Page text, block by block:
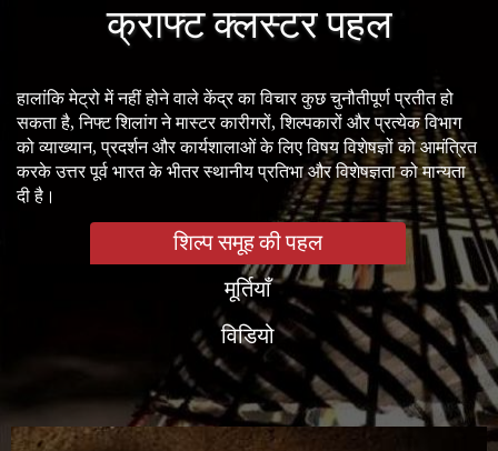
क्राफ्ट क्लस्टर पहल
हालांकि मेट्रो में नहीं होने वाले केंद्र का विचार कुछ चुनौतीपूर्ण प्रतीत हो
सकता है, निफ्ट शिलांग ने मास्टर कारीगरों, शिल्पकारों और प्रत्येक विभाग
को व्याख्यान, प्रदर्शन और कार्यशालाओं के लिए विषय विशेषज्ञों को आमंत्रित
करके उत्तर पूर्व भारत के भीतर स्थानीय प्रतिभा और विशेषज्ञता को मान्यता
दी है।
शिल्प समूह की पहल
मूर्तियाँ
विडियो